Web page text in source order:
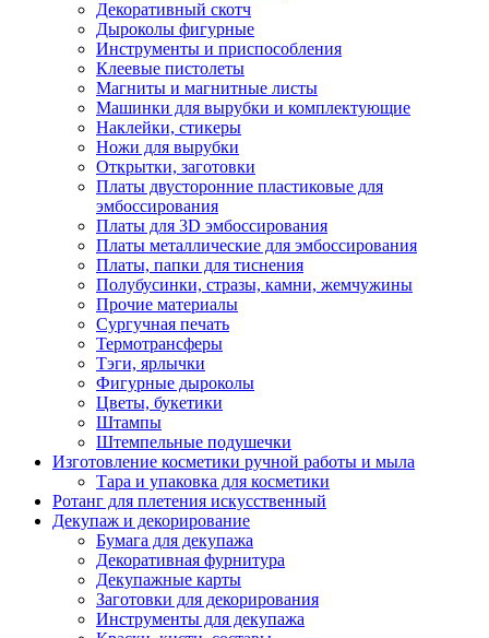
Декоративный скотч
Дыроколы фигурные
Инструменты и приспособления
Клеевые пистолеты
Магниты и магнитные листы
Машинки для вырубки и комплектующие
Наклейки, стикеры
Ножи для вырубки
Открытки, заготовки
Платы двусторонние пластиковые для
эмбоссирования
Платы для 3D эмбоссирования
Платы металлические для эмбоссирования
Платы, папки для тиснения
Полубусинки, стразы, камни, жемчужины
Прочие материалы
Сургучная печать
Термотрансферы
Тэги, ярлычки
Фигурные дыроколы
Цветы, букетики
Штампы
Штемпельные подушечки
Изготовление косметики ручной работы и мыла
Тара и упаковка для косметики
Ротанг для плетения искусственный
Декупаж и декорирование
Бумага для декупажа
Декоративная фурнитура
Декупажные карты
Заготовки для декорирования
Инструменты для декупажа